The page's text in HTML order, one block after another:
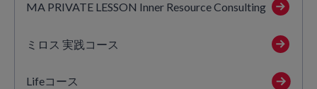
MA PRIVATE LESSON Inner Resource Consulting
ミロス 実践コース
Lifeコース